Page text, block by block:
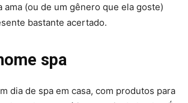
ama (ou de um gênero que ela goste)
bastante acertado.
spa
dia de spa em casa, com produtos para